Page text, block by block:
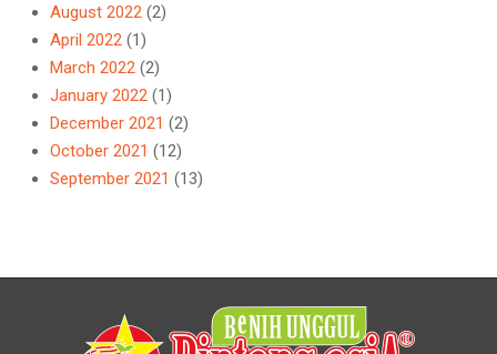
August 2022 (2)
April 2022 (1)
March 2022 (2)
January 2022 (1)
December 2021 (2)
October 2021 (12)
September 2021 (13)